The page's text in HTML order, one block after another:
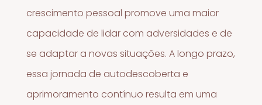
crescimento pessoal promove uma maior
capacidade de lidar com adversidades e de
se adaptar a novas situações. A longo prazo,
essa jornada de autodescoberta e
aprimoramento contínuo resulta em uma